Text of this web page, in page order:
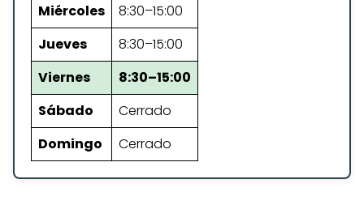
Miércoles
8:30–15:00
Jueves
8:30–15:00
Viernes
8:30–15:00
Sábado
Cerrado
Domingo
Cerrado